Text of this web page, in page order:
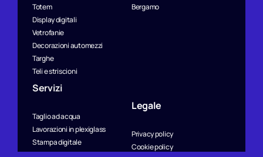
Totem
Display digitali
Vetrofanie
Decorazioni automezzi
Targhe
Teli e striscioni
Bergamo
Servizi
Taglio ad acqua
Lavorazioni in plexiglass
Stampa digitale
Legale
Privacy policy
Cookie policy